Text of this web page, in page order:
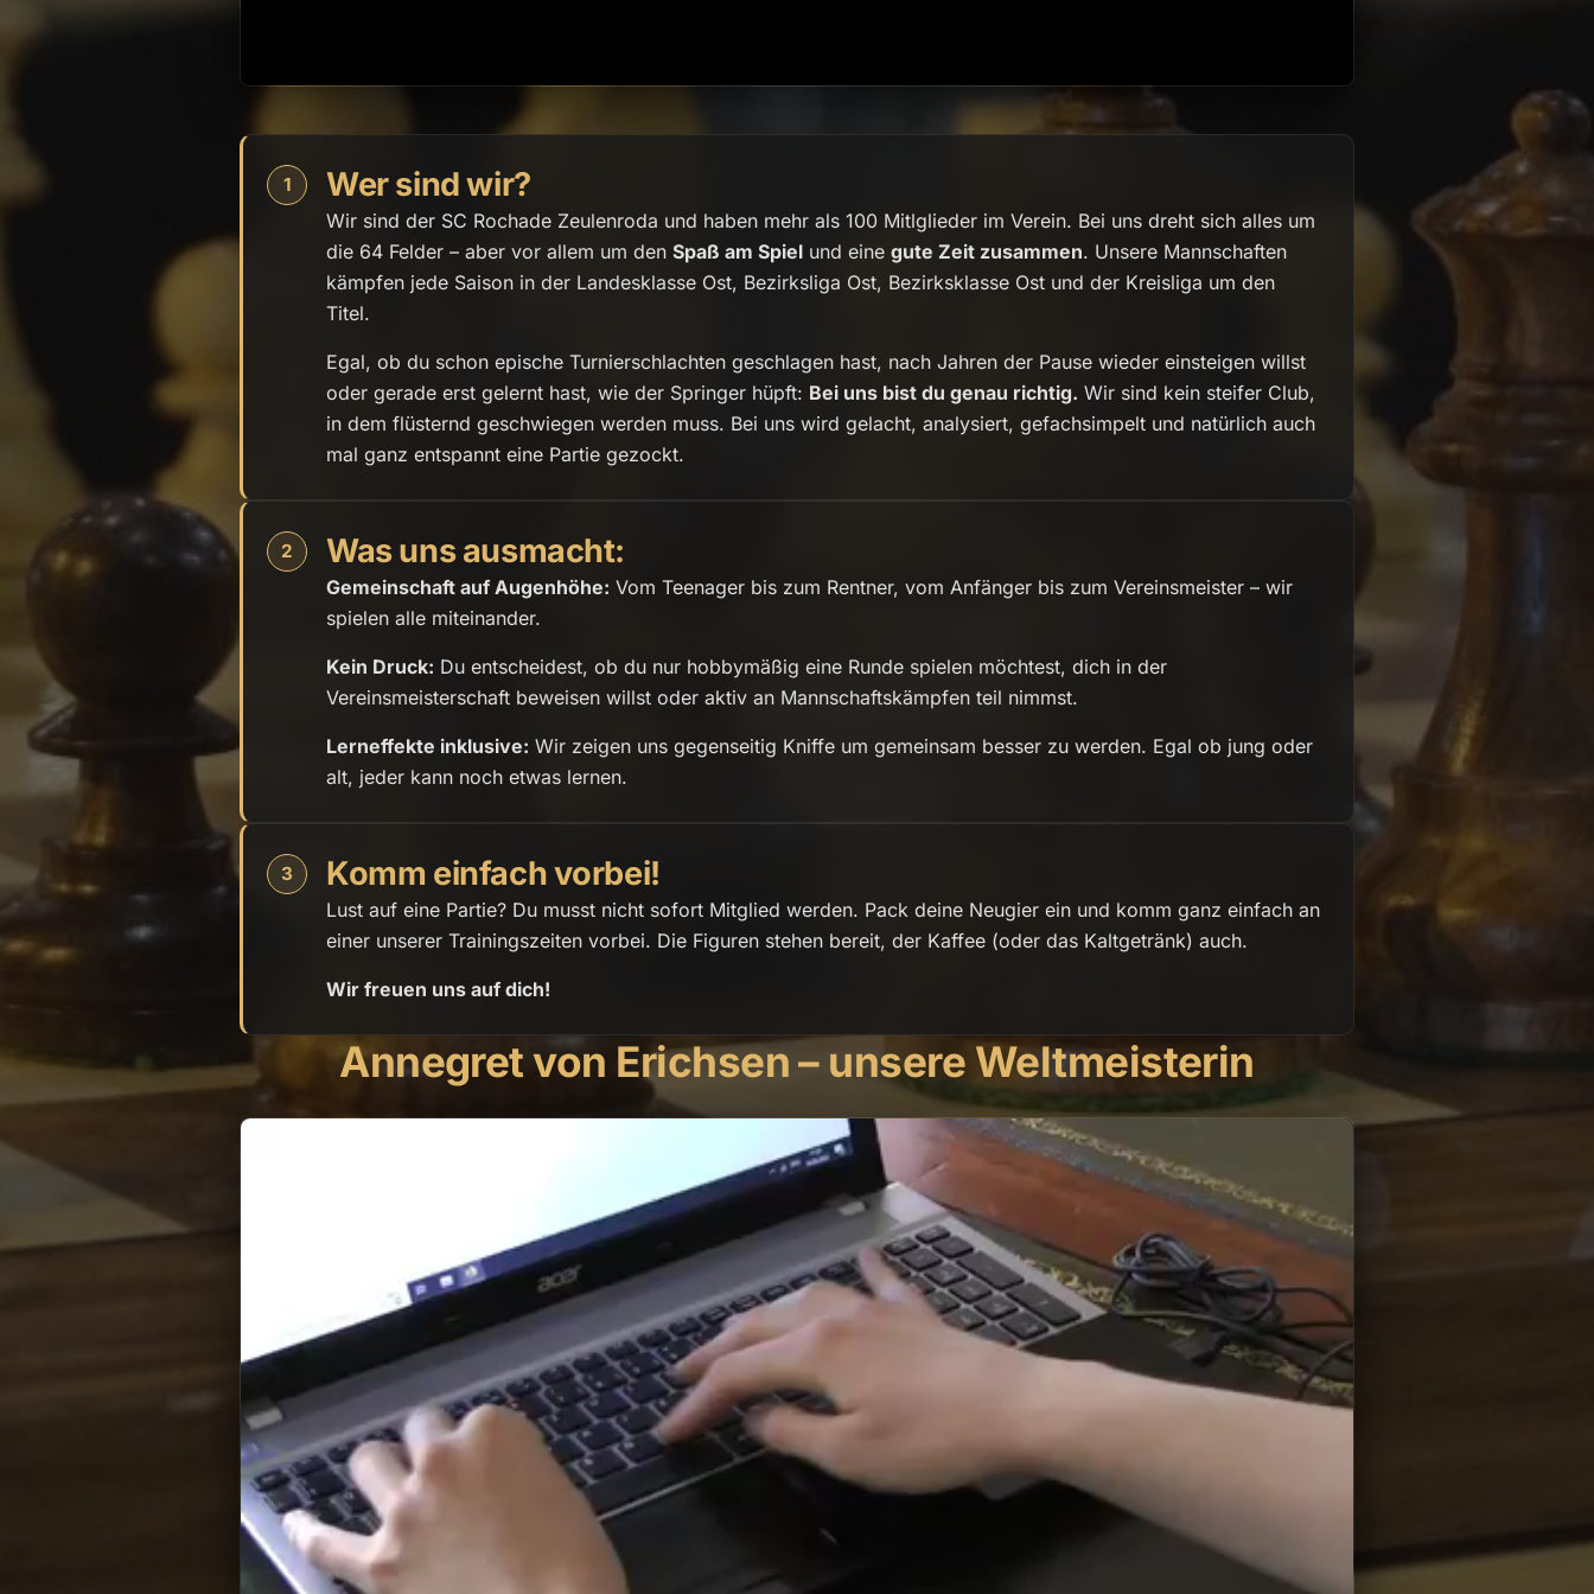
1 Wer sind wir?
Wir sind der SC Rochade Zeulenroda und haben mehr als 100 Mitlglieder im Verein. Bei uns dreht sich alles um
die 64 Felder – aber vor allem um den Spaß am Spiel und eine gute Zeit zusammen. Unsere Mannschaften
kämpfen jede Saison in der Landesklasse Ost, Bezirksliga Ost, Bezirksklasse Ost und der Kreisliga um den
Titel.
Egal, ob du schon epische Turnierschlachten geschlagen hast, nach Jahren der Pause wieder einsteigen willst
oder gerade erst gelernt hast, wie der Springer hüpft: Bei uns bist du genau richtig. Wir sind kein steifer Club,
in dem flüsternd geschwiegen werden muss. Bei uns wird gelacht, analysiert, gefachsimpelt und natürlich auch
mal ganz entspannt eine Partie gezockt.
2 Was uns ausmacht:
Gemeinschaft auf Augenhöhe: Vom Teenager bis zum Rentner, vom Anfänger bis zum Vereinsmeister – wir
spielen alle miteinander.
Kein Druck: Du entscheidest, ob du nur hobbymäßig eine Runde spielen möchtest, dich in der
Vereinsmeisterschaft beweisen willst oder aktiv an Mannschaftskämpfen teil nimmst.
Lerneffekte inklusive: Wir zeigen uns gegenseitig Kniffe um gemeinsam besser zu werden. Egal ob jung oder
alt, jeder kann noch etwas lernen.
3 Komm einfach vorbei!
Lust auf eine Partie? Du musst nicht sofort Mitglied werden. Pack deine Neugier ein und komm ganz einfach an
einer unserer Trainingszeiten vorbei. Die Figuren stehen bereit, der Kaffee (oder das Kaltgetränk) auch.
Wir freuen uns auf dich!
Annegret von Erichsen – unsere Weltmeisterin